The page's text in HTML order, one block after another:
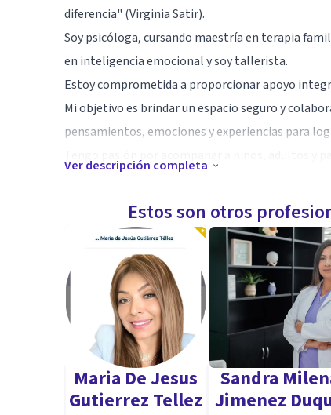
diferencia" (Virginia Satir).
Soy psicóloga, cursando maestría en terapia
en inteligencia emocional y soy tallerista.
Estoy comprometida a proporcionar apoyo
Mi objetivo es brindar un espacio seguro y
pensamientos, emociones y experiencias para
Buscaremos no solo aliviar el malestar
duraderos.
Estoy aquí para ayudarte a construir un camino
Ver descripción completa
Estos son otros
Maria De Jesus
Gutierrez Tellez
Sandra
Jimenez